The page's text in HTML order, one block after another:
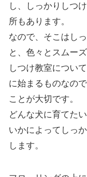
し、しっかりしつ
所もあります。
なので、そこはし
と、色々とスムー
しつけ教室につい
に始まるものなの
ことが大切です。
どんな犬に育てた
いかによってしっ
します。